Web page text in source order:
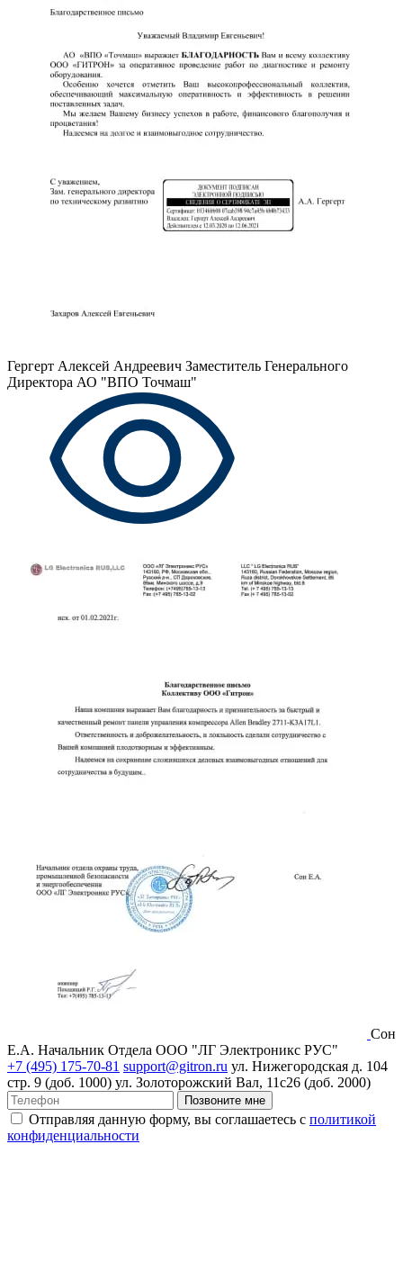
Гергерт Алексей Андреевич Заместитель Генерального
Директора АО "ВПО Точмаш"
Сон
Е.А. Начальник Отдела ООО "ЛГ Электроникс РУС"
+7 (495) 175-70-81 support@gitron.ru ул. Нижегородская д. 104
стр. 9 (доб. 1000) ул. Золоторожский Вал, 11с26 (доб. 2000)
Позвоните мне
Отправляя данную форму, вы соглашаетесь с политикой
конфиденциальности